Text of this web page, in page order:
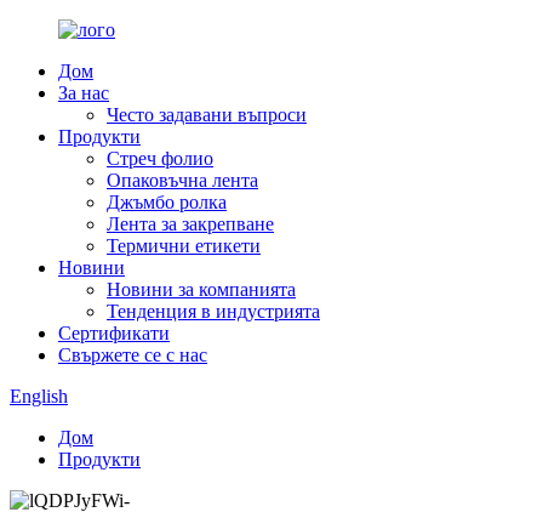
Дом
За нас
Често задавани въпроси
Продукти
Стреч фолио
Опаковъчна лента
Джъмбо ролка
Лента за закрепване
Термични етикети
Новини
Новини за компанията
Тенденция в индустрията
Сертификати
Свържете се с нас
English
Дом
Продукти